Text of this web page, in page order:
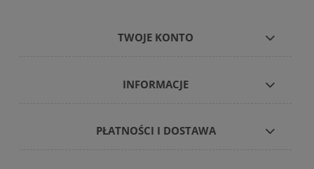
TWOJE KONTO
INFORMACJE
PŁATNOŚCI I DOSTAWA